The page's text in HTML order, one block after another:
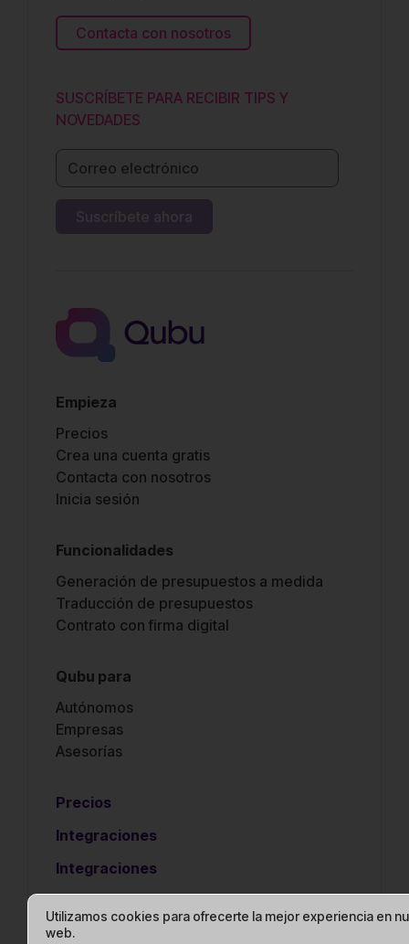
Contacta con nosotros
SUSCRÍBETE PARA RECIBIR TIPS Y
NOVEDADES
Empieza
Precios
Crea una cuenta gratis
Contacta con nosotros
Inicia sesión
Funcionalidades
Generación de presupuestos a medida
Traducción de presupuestos
Contrato con firma digital
Qubu para
Autónomos
Empresas
Asesorías
Precios
Integraciones
Integraciones
Utilizamos cookies para ofrecerte la mejor experiencia en
web.